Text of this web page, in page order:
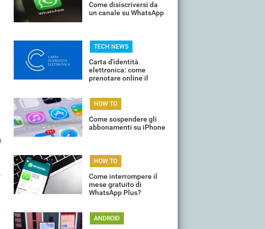
Come disiscriversi da
un canale su WhatsApp
TECH NEWS
Carta d'identità
elettronica: come
prenotare online il
HOW TO
Come sospendere gli
abbonamenti su iPhone
HOW TO
Come interrompere il
mese gratuito di
WhatsApp Plus?
ANDROID